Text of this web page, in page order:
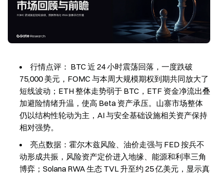
行情点评： BTC 近 24 小时震荡回落，一度跌破
75,000 美元，FOMC 与本周大规模期权到期共同放大了
短线波动；ETH 整体走势弱于 BTC，ETF 资金净流出叠
加避险情绪升温，使高 Beta 资产承压。山寨市场整体
仍以结构性轮动为主，AI 与安全基础设施相关资产保持
相对强势。
亮点数据：霍尔木兹风险、油价走强与 FED 按兵不
动形成共振，风险资产定价进入地缘、能源和利率三角
博弈；Solana RWA 生态 TVL 升至约 25 亿美元，显示真